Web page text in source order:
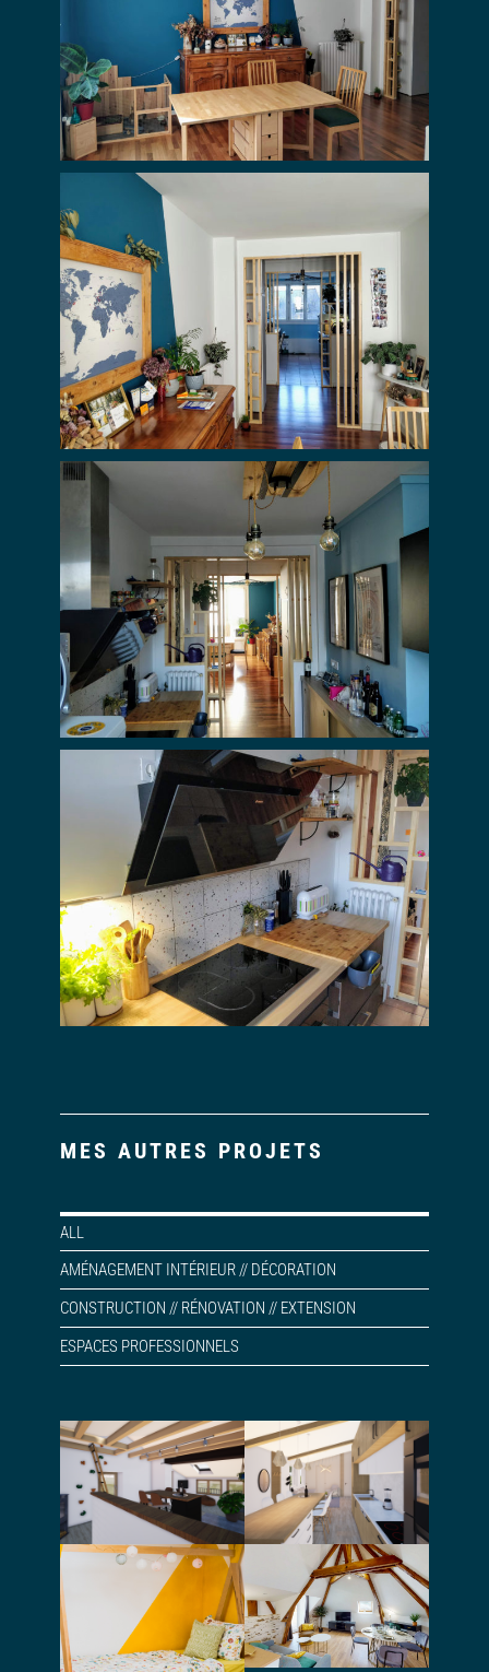
MES AUTRES PROJETS
ALL
AMÉNAGEMENT INTÉRIEUR // DÉCORATION
CONSTRUCTION // RÉNOVATION // EXTENSION
ESPACES PROFESSIONNELS
Rénovation et
aménagement
intérieur d’une
maison de
village
Aménagement
une pièce à vivre
et d’une salle de
bain
Création
d’ambiance pour
un showroom
Conseil pour
l’aménagement
et la décoration
d’un appartement